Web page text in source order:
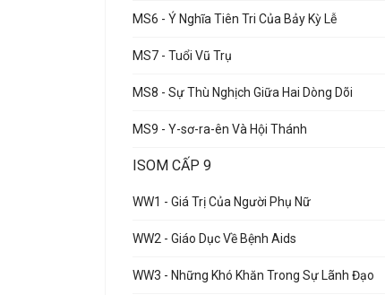
MS6 - Ý Nghĩa Tiên Tri Của Bảy Kỳ Lễ
MS7 - Tuổi Vũ Trụ
MS8 - Sự Thù Nghịch Giữa Hai Dòng Dõi
MS9 - Y-sơ-ra-ên Và Hội Thánh
ISOM CẤP 9
WW1 - Giá Trị Của Người Phụ Nữ
WW2 - Giáo Dục Về Bệnh Aids
WW3 - Những Khó Khăn Trong Sự Lãnh Đạo